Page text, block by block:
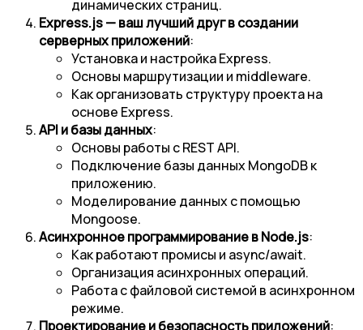
динамических страниц.
Express.js — ваш лучший друг в создании
серверных приложений:
Установка и настройка Express.
Основы маршрутизации и middleware.
Как организовать структуру проекта на
основе Express.
API и базы данных:
Основы работы с REST API.
Подключение базы данных MongoDB к
приложению.
Моделирование данных с помощью
Mongoose.
Асинхронное программирование в Node.js:
Как работают промисы и async/await.
Организация асинхронных операций.
Работа с файловой системой в асинхронном
режиме.
Проектирование и безопасность приложений: